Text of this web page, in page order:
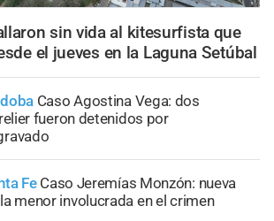
sin vida al kitesurfista que
el jueves en la Laguna Setúbal
Caso Agostina Vega: dos
fueron detenidos por
Fe Caso Jeremías Monzón: nueva
menor involucrada en el crimen